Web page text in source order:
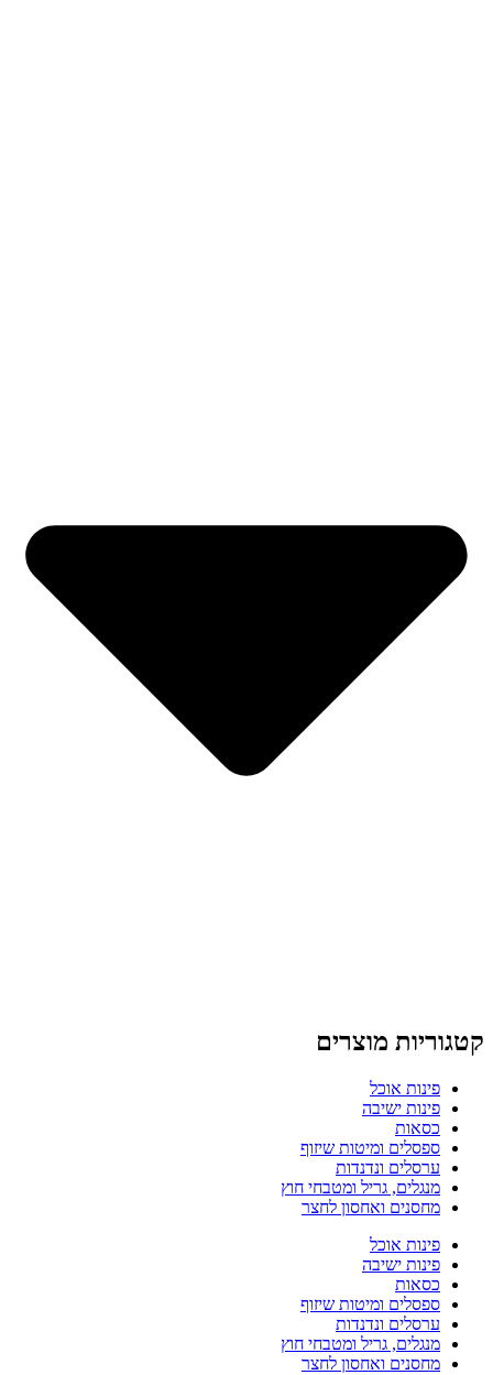
קטגוריות מוצרים
פינות אוכל
פינות ישיבה
כסאות
ספסלים ומיטות שיזוף
ערסלים ונדנדות
מנגלים, גריל ומטבחי חוץ
מחסנים ואחסון לחצר
פינות אוכל
פינות ישיבה
כסאות
ספסלים ומיטות שיזוף
ערסלים ונדנדות
מנגלים, גריל ומטבחי חוץ
מחסנים ואחסון לחצר